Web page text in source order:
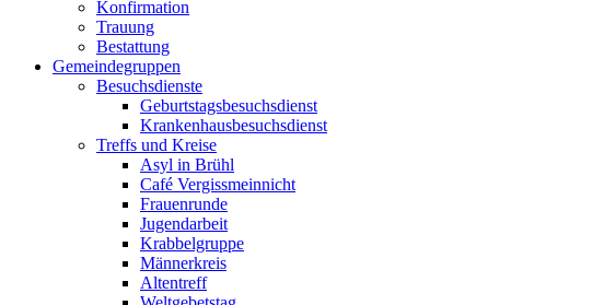
Konfirmation
Trauung
Bestattung
Gemeindegruppen
Besuchsdienste
Geburtstagsbesuchsdienst
Krankenhausbesuchsdienst
Treffs und Kreise
Asyl in Brühl
Café Vergissmeinnicht
Frauenrunde
Jugendarbeit
Krabbelgruppe
Männerkreis
Altentreff